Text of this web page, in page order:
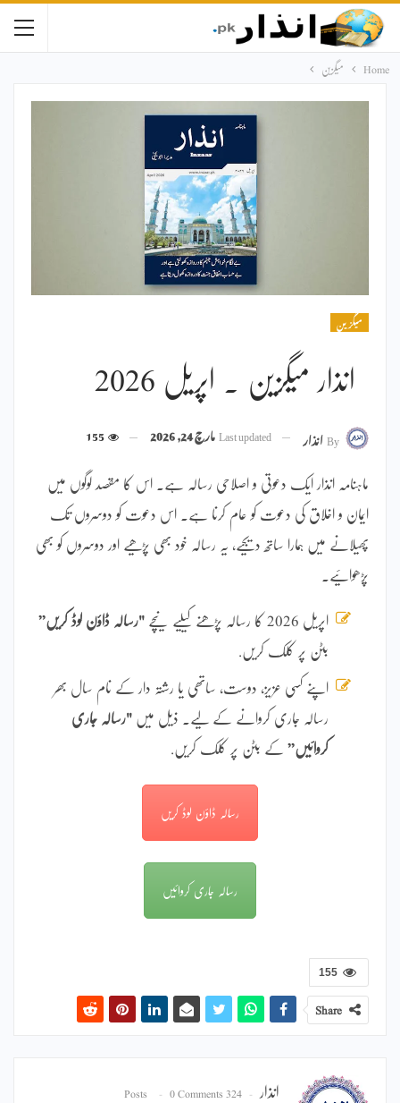
Home میگزین
میگزین
انذار میگزین ۔ اپریل 2026
Byانذار Last updatedمارچ 24, 2026
ماہنامہ انذار ایک دعوتی و اصلاحی رسالہ ہے۔ اس کا مقصد لوگوں میں
ایمان و اخلاق کی دعوت کو عام کرنا ہے۔ اس دعوت کو دوسروں تک
پھیلانے میں ہمارا ساتھ دیجیے، یہ رسالہ خود بھی پڑھیے اور دوسروں کو بھی
پڑھوائیے۔
اپریل 2026 کا رسالہ پڑھنے کیلیے نیچے "رسالہ ڈاؤن لوڈ کریں”
بٹن پر کلک کریں.
اپنے کسی عزیز، دوست، ساتھی یا رشتہ دار کے نام سال بھر
رسالہ جاری کروانے کے لیے۔ ذیل میں "رسالہ جاری
کروائیں” کے بٹن پر کلک کریں.
رسالہ ڈاؤن لوڈ کریں
رسالہ جاری کروائیں
155
Share
انذار 324 Posts
0 Comments